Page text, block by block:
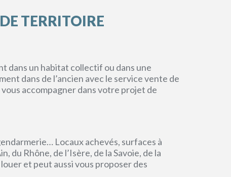
TERRITOIRE
dans un habitat collectif ou dans une
dans de l’ancien avec le service vente de
accompagner dans votre projet de
Locaux achevés, surfaces à
du Rhône, de l’Isère, de la Savoie, de la
et peut aussi vous proposer des